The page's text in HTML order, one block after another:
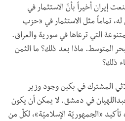
إيران أخيراً بأنّ الاستثمار في
له، تماماً مثل الاستثمار في «حزب
التي ترعاها في سورية والعراق.
المتوسط. ماذا بعد ذلك؟ ما الثمن
ذلك؟
المشترك في بكين وجود وزير
في دمشق. لا يمكن أن يكون
«الجمهوريّة الإسلاميّة»، لكلّ من